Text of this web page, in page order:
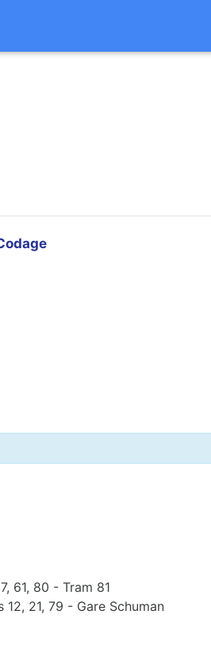
61, 80 - Tram 81
21, 79 - Gare Schuman